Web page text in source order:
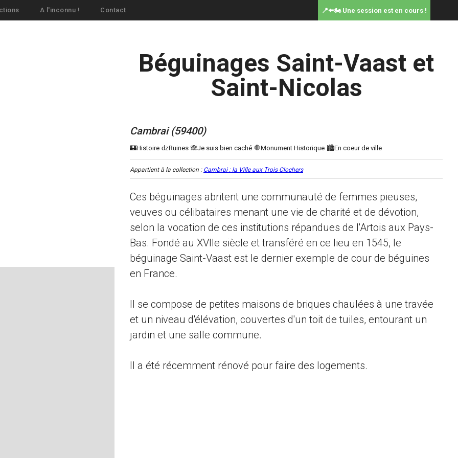
A l'inconnu ! Contact 📍⬅️🏍️ Une session est en cours !
Béguinages Saint-Vaast et
Saint-Nicolas
Cambrai (59400)
Appartient à la collection : Cambrai : la Ville aux Trois Clochers
Ces béguinages abritent une communauté de femmes pieuses,
veuves ou célibataires menant une vie de charité et de dévotion,
selon la vocation de ces institutions répandues de l'Artois aux Pays-
Bas. Fondé au XVIIe siècle et transféré en ce lieu en 1545, le
béguinage Saint-Vaast est le dernier exemple de cour de béguines
en France.
Il se compose de petites maisons de briques chaulées à une travée
et un niveau d'élévation, couvertes d'un toit de tuiles, entourant un
jardin et une salle commune.
Il a été récemment rénové pour faire des logements.